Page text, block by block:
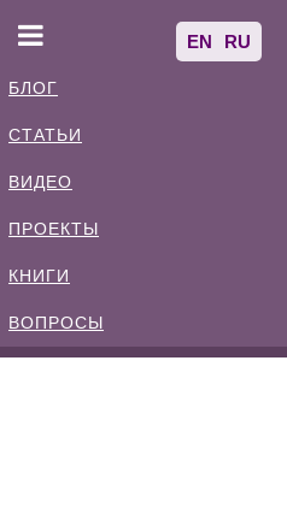
БЛОГ
СТАТЬИ
ВИДЕО
ПРОЕКТЫ
КНИГИ
ВОПРОСЫ
EN RU
Блог